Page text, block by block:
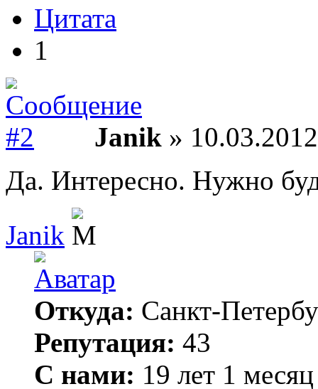
Цитата
1
Janik »
Да. Интересно. Нужно
Janik
Откуда: Санкт-
Репутация: 43
С нами: 19 лет 1 месяц